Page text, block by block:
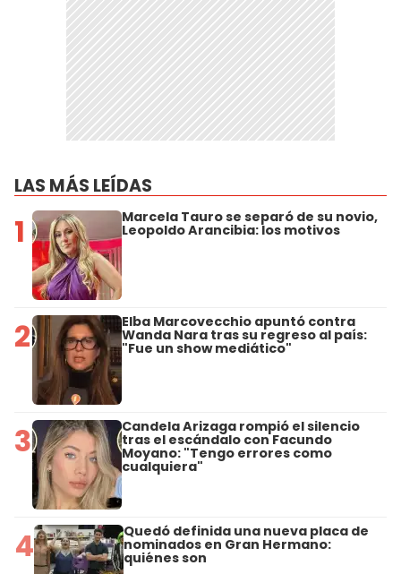
LAS MÁS LEÍDAS
1 Marcela Tauro se separó de su novio,
Leopoldo Arancibia: los motivos
2 Elba Marcovecchio apuntó contra
Wanda Nara tras su regreso al país:
"Fue un show mediático"
3 Candela Arizaga rompió el silencio
tras el escándalo con Facundo
Moyano: "Tengo errores como
cualquiera"
4 Quedó definida una nueva placa de
nominados en Gran Hermano:
quiénes son